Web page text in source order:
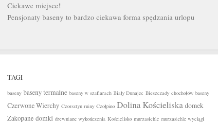
Ciekawe miejsce!
Pensjonaty baseny to bardzo ciekawa forma spędzania urlopu
TAGI
baseny baseny termalne baseny w szaflarach Biały Dunajec Bieszczady chochołów baseny
Czerwone Wierchy Czorsztyn ruiny Czołpino Dolina Kościeliska domek
Zakopane domki drewniane wykończenia Kościelisko murzasichle murzasichle wyciągi